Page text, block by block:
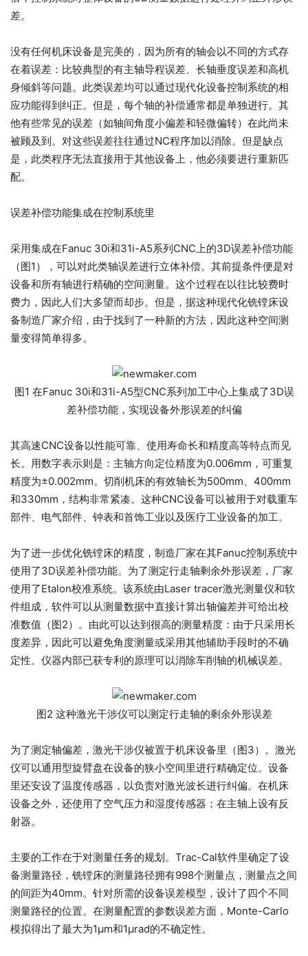
差。
没有任何机床设备是完美的，因为所有的轴会以不同的方式存
在着误差：比较典型的有主轴导程误差、长轴垂度误差和高机
身倾斜等问题。此类误差均可以通过现代化设备控制系统的相
应功能得到纠正。但是，每个轴的补偿通常都是单独进行。其
他有些常见的误差（如轴间角度小偏差和轻微偏转）在此尚未
被顾及到。对这些误差往往通过NC程序加以消除。但是缺点
是，此类程序无法直接用于其他设备上，他必须要进行重新匹
配。
误差补偿功能集成在控制系统里
采用集成在Fanuc 30i和31i-A5系列CNC上的3D误差补偿功能
（图1），可以对此类轴误差进行立体补偿。其前提条件便是对
设备和所有轴进行精确的空间测量。这个过程在以往比较费时
费力，因此人们大多望而却步。但是，据这种现代化铣镗床设
备制造厂家介绍，由于找到了一种新的方法，因此这种空间测
量变得简单得多。
图1 在Fanuc 30i和31i-A5型CNC系列加工中心上集成了3D误
差补偿功能，实现设备外形误差的纠偏
其高速CNC设备以性能可靠、使用寿命长和精度高等特点而见
长。用数字表示则是：主轴方向定位精度为0.006mm，可重复
精度为±0.002mm。切削机床的有效轴长为500mm、400mm
和330mm，结构非常紧凑。这种CNC设备可以被用于对载重车
部件、电气部件、钟表和首饰工业以及医疗工业设备的加工。
为了进一步优化铣镗床的精度，制造厂家在其Fanuc控制系统中
使用了3D误差补偿功能。为了测定行走轴剩余外形误差，厂家
使用了Etalon校准系统。该系统由Laser tracer激光测量仪和软
件组成，软件可以从测量数据中直接计算出轴偏差并可给出校
准数值（图2）。由此可以达到很高的测量精度：由于只采用长
度差异，因此可以避免角度测量或采用其他辅助手段时的不确
定性。仪器内部已获专利的原理可以消除车削轴的机械误差。
图2 这种激光干涉仪可以测定行走轴的剩余外形误差
为了测定轴偏差，激光干涉仪被置于机床设备里（图3）。激光
仪可以通用型旋臂盘在设备的狭小空间里进行精确定位。设备
里还安设了温度传感器，以负责对激光波长进行纠偏。在机床
设备之外，还使用了空气压力和湿度传感器；在主轴上设有反
射器。
主要的工作在于对测量任务的规划。Trac-Cal软件里确定了设
备测量路径，铣镗床的测量路径拥有998个测量点，测量点之间
的间距为40mm。针对所需的设备误差模型，设计了四个不同
测量路径的位置。在测量配置的参数误差方面，Monte-Carlo
模拟得出了最大为1μm和1μrad的不确定性。